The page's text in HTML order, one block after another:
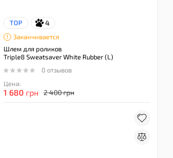
TOP 4
Заканчивается
Шлем для роликов
Triple8 Sweatsaver White Rubber (L)
0 отзывов
Цена:
1 680 грн 2 400 грн